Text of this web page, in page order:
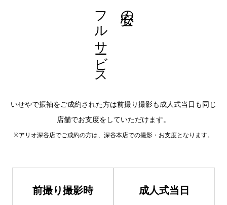
安心の
フルサービス
いせやで振袖をご成約された方は前撮り撮影も成人式当日も同じ
店舗でお支度をしていただけます。
※アリオ深谷店でご成約の方は、深谷本店での撮影・お支度となります。
前撮り撮影時 成人式当日